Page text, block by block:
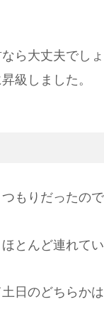
ら大丈夫でし
級しました。
もりだったので
とんど連れてい
日のどちらか